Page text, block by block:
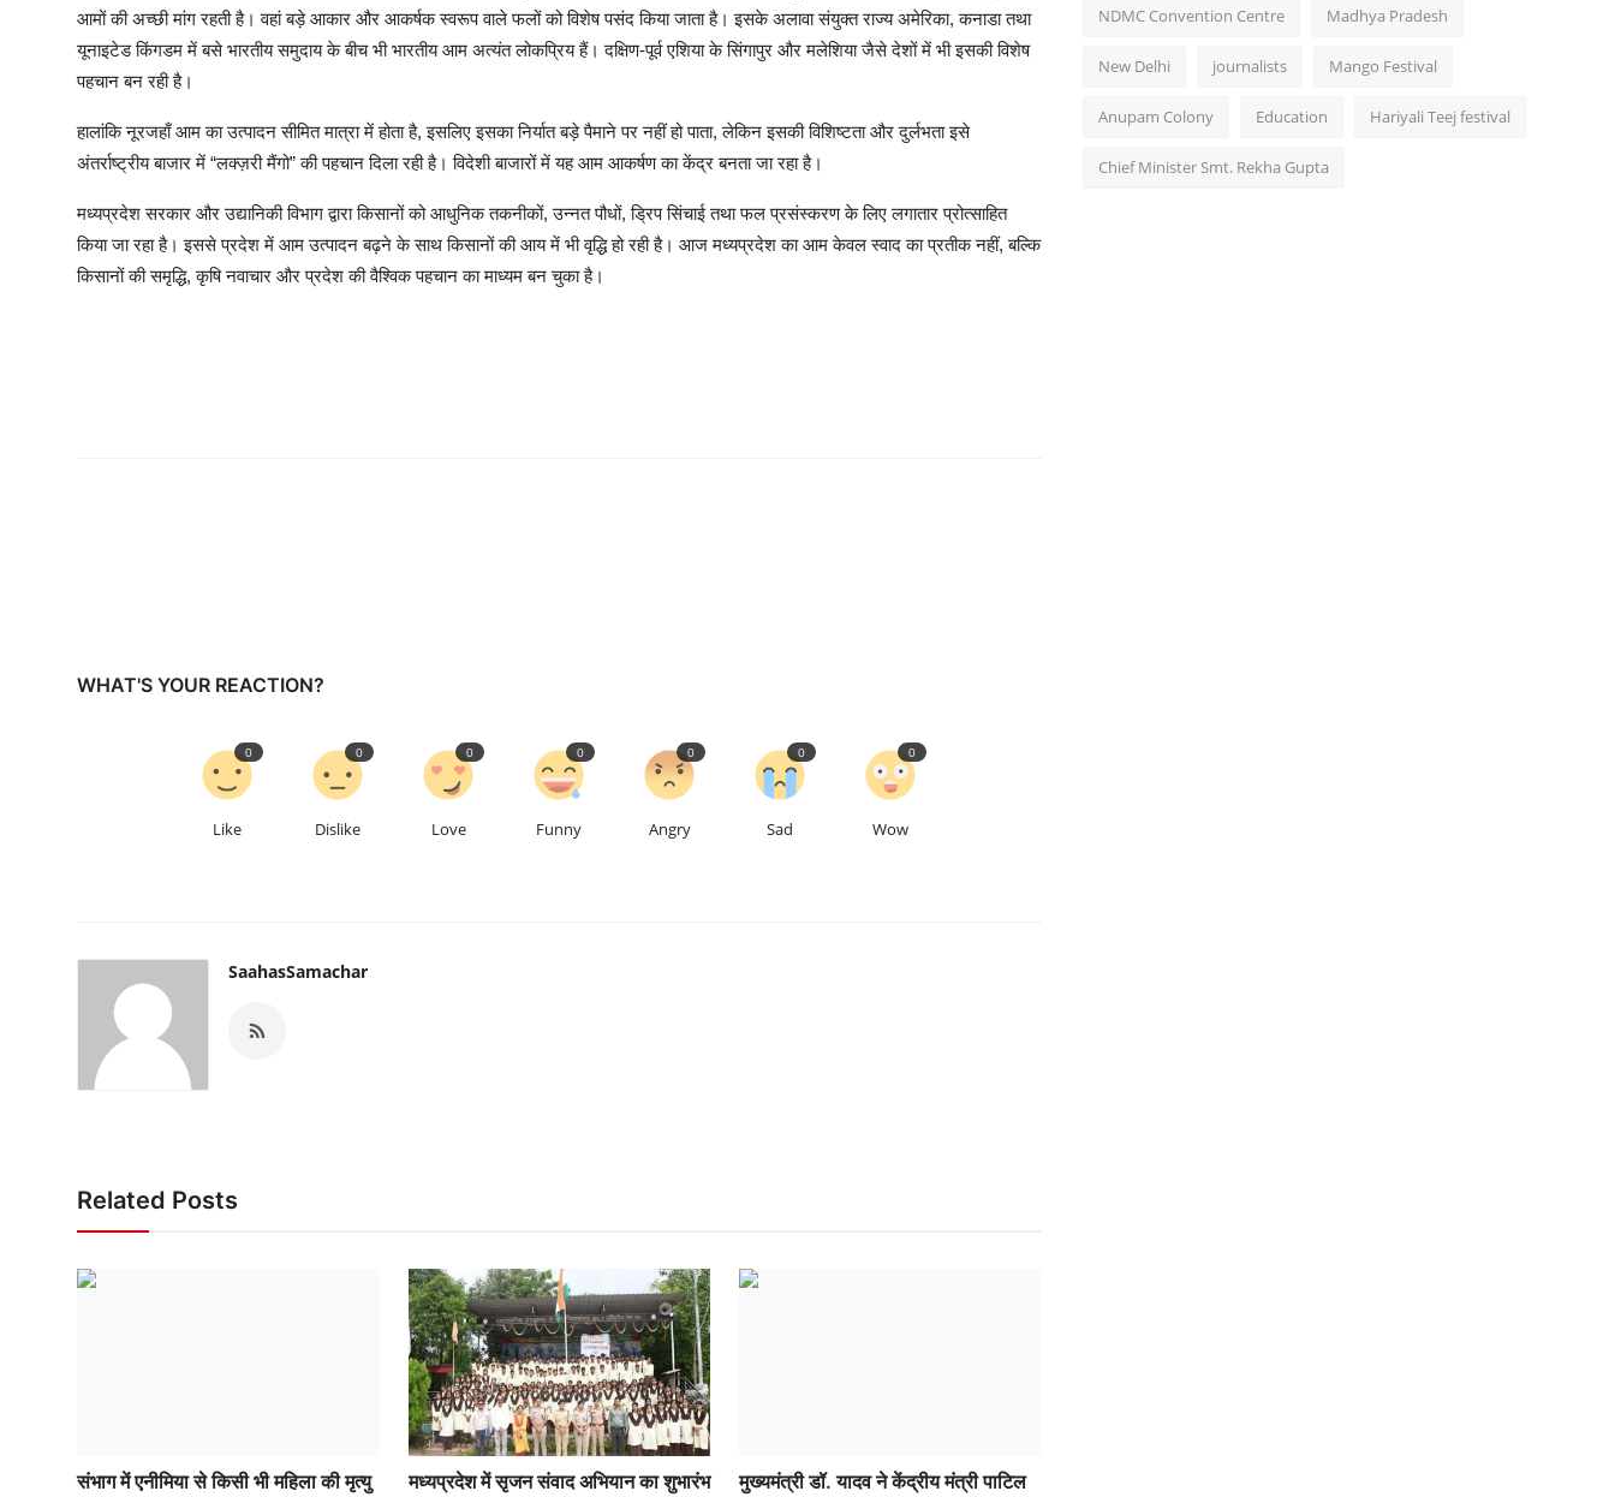
आमों की अच्छी मांग रहती है। वहां बड़े आकार और आकर्षक स्वरूप वाले फलों को विशेष पसंद किया जाता है। इसके अलावा संयुक्त राज्य अमेरिका, कनाडा तथा
यूनाइटेड किंगडम में बसे भारतीय समुदाय के बीच भी भारतीय आम अत्यंत लोकप्रिय हैं। दक्षिण-पूर्व एशिया के सिंगापुर और मलेशिया जैसे देशों में भी इसकी विशेष
पहचान बन रही है।
हालांकि नूरजहाँ आम का उत्पादन सीमित मात्रा में होता है, इसलिए इसका निर्यात बड़े पैमाने पर नहीं हो पाता, लेकिन इसकी विशिष्टता और दुर्लभता इसे
अंतर्राष्ट्रीय बाजार में “लक्ज़री मैंगो” की पहचान दिला रही है। विदेशी बाजारों में यह आम आकर्षण का केंद्र बनता जा रहा है।
मध्यप्रदेश सरकार और उद्यानिकी विभाग द्वारा किसानों को आधुनिक तकनीकों, उन्नत पौधों, ड्रिप सिंचाई तथा फल प्रसंस्करण के लिए लगातार प्रोत्साहित
किया जा रहा है। इससे प्रदेश में आम उत्पादन बढ़ने के साथ किसानों की आय में भी वृद्धि हो रही है। आज मध्यप्रदेश का आम केवल स्वाद का प्रतीक नहीं, बल्कि
किसानों की समृद्धि, कृषि नवाचार और प्रदेश की वैश्विक पहचान का माध्यम बन चुका है।
WHAT'S YOUR REACTION?
Like
0
Dislike
0
Love
0
Funny
0
Angry
0
Sad
0
Wow
0
SaahasSamachar
Related Posts
संभाग में एनीमिया से किसी भी महिला की मृत्यु
मध्यप्रदेश में सृजन संवाद अभियान का शुभारंभ
मुख्यमंत्री डॉ. यादव ने केंद्रीय मंत्री पाटिल
NDMC Convention Centre Madhya Pradesh
New Delhi journalists Mango Festival
Anupam Colony Education Hariyali Teej festival
Chief Minister Smt. Rekha Gupta